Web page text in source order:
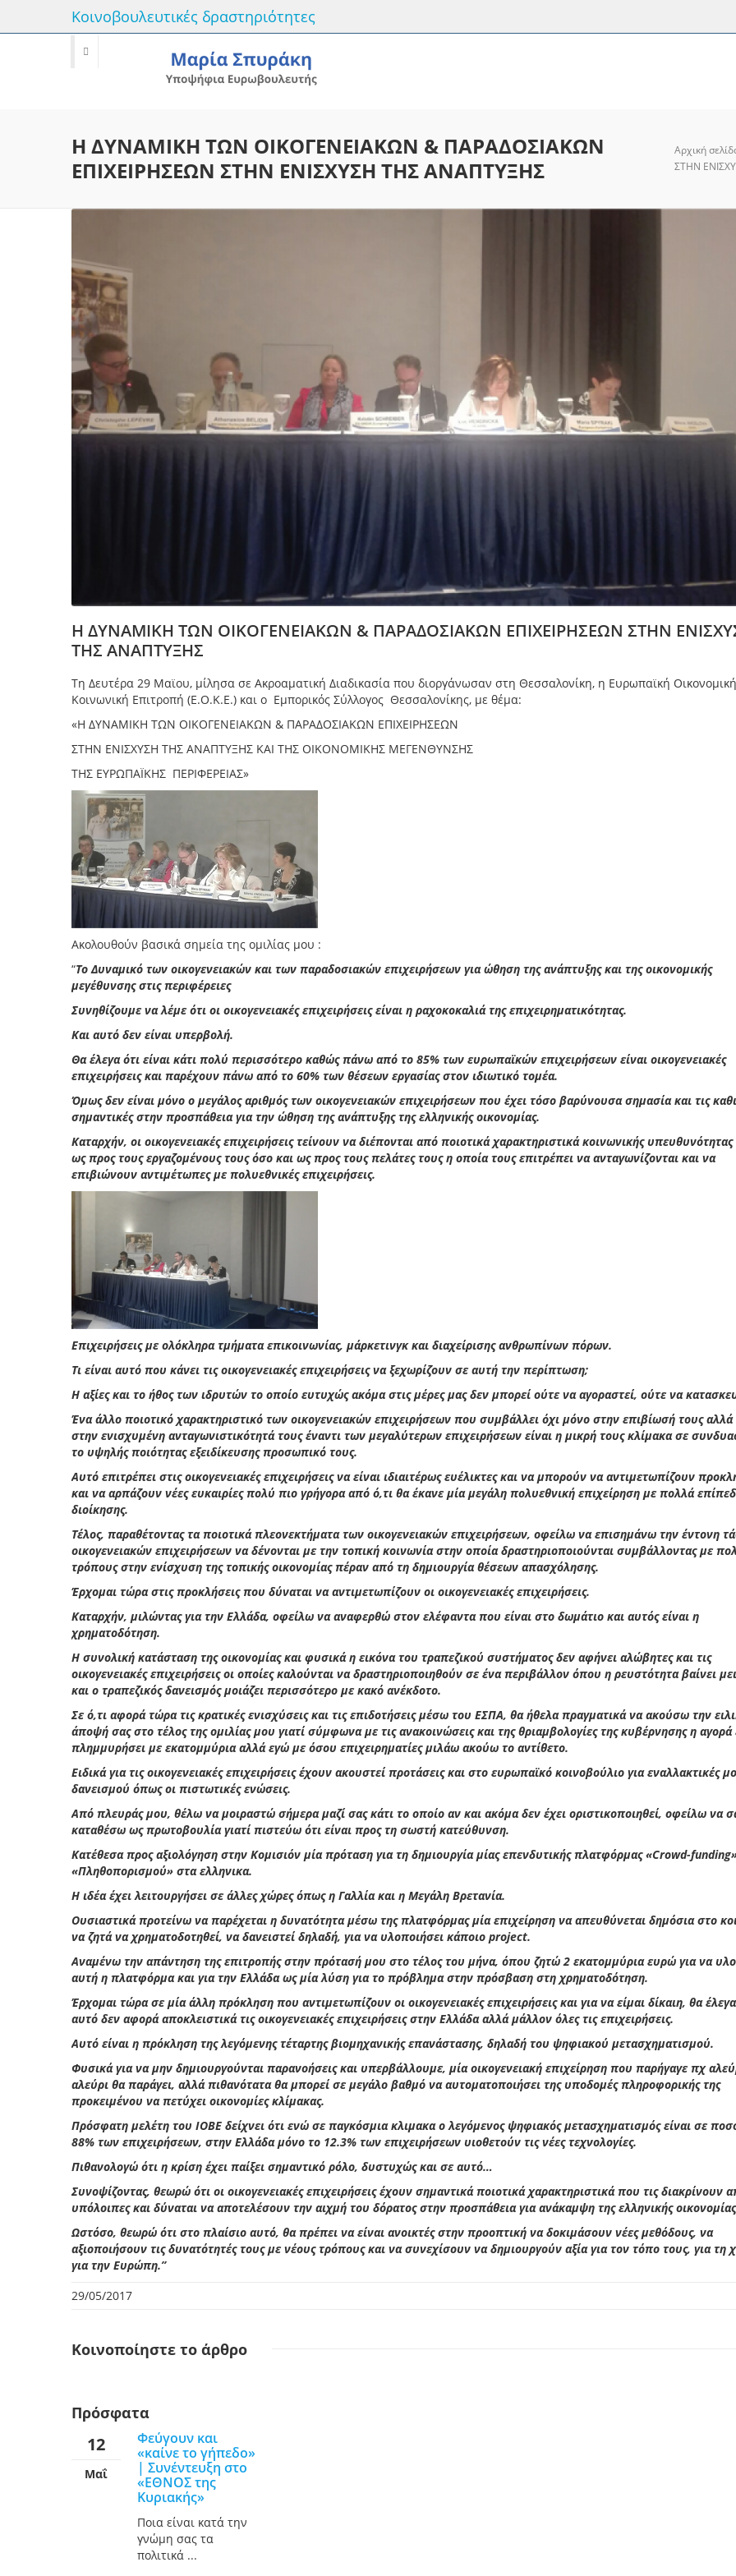
Κοινοβουλευτικές δραστηριότητες
Η ΔΥΝΑΜΙΚΗ ΤΩΝ ΟΙΚΟΓΕΝΕΙΑΚΩΝ & ΠΑΡΑΔΟΣΙΑΚΩΝ
ΕΠΙΧΕΙΡΗΣΕΩΝ ΣΤΗΝ ΕΝΙΣΧΥΣΗ ΤΗΣ ΑΝΑΠΤΥΞΗΣ
Αρχική
ΣΤΗΝ
Η ΔΥΝΑΜΙΚΗ ΤΩΝ ΟΙΚΟΓΕΝΕΙΑΚΩΝ & ΠΑΡΑΔΟΣΙΑΚΩΝ ΕΠΙΧΕΙΡΗΣΕΩΝ ΣΤΗΝ
ΤΗΣ ΑΝΑΠΤΥΞΗΣ
Τη Δευτέρα 29 Μαϊου, μίλησα σε Ακροαματική Διαδικασία που διοργάνωσαν στη Θεσσαλονίκη, η Ευρωπαϊκή
Κοινωνική Επιτροπή (Ε.Ο.Κ.Ε.) και ο Εμπορικός Σύλλογος Θεσσαλονίκης, με θέμα:
«Η ΔΥΝΑΜΙΚΗ ΤΩΝ ΟΙΚΟΓΕΝΕΙΑΚΩΝ & ΠΑΡΑΔΟΣΙΑΚΩΝ ΕΠΙΧΕΙΡΗΣΕΩΝ
ΣΤΗΝ ΕΝΙΣΧΥΣΗ ΤΗΣ ΑΝΑΠΤΥΞΗΣ ΚΑΙ ΤΗΣ ΟΙΚΟΝΟΜΙΚΗΣ ΜΕΓΕΝΘΥΝΣΗΣ
ΤΗΣ ΕΥΡΩΠΑΪΚΗΣ ΠΕΡΙΦΕΡΕΙΑΣ»
Ακολουθούν βασικά σημεία της ομιλίας μου :
“Το Δυναμικό των οικογενειακών και των παραδοσιακών επιχειρήσεων για ώθηση της ανάπτυξης και της οικονομικής
μεγέθυνσης στις περιφέρειες
Συνηθίζουμε να λέμε ότι οι οικογενειακές επιχειρήσεις είναι η ραχοκοκαλιά της επιχειρηματικότητας.
Και αυτό δεν είναι υπερβολή.
Θα έλεγα ότι είναι κάτι πολύ περισσότερο καθώς πάνω από το 85% των ευρωπαϊκών επιχειρήσεων είναι οικογενειακές
επιχειρήσεις και παρέχουν πάνω από το 60% των θέσεων εργασίας στον ιδιωτικό τομέα.
Όμως δεν είναι μόνο ο μεγάλος αριθμός των οικογενειακών επιχειρήσεων που έχει τόσο βαρύνουσα σημασία και τις
σημαντικές στην προσπάθεια για την ώθηση της ανάπτυξης της ελληνικής οικονομίας.
Καταρχήν, οι οικογενειακές επιχειρήσεις τείνουν να διέπονται από ποιοτικά χαρακτηριστικά κοινωνικής
ως προς τους εργαζομένους τους όσο και ως προς τους πελάτες τους η οποία τους επιτρέπει να ανταγωνίζονται και να
επιβιώνουν αντιμέτωπες με πολυεθνικές επιχειρήσεις.
Επιχειρήσεις με ολόκληρα τμήματα επικοινωνίας, μάρκετινγκ και διαχείρισης ανθρωπίνων πόρων.
Τι είναι αυτό που κάνει τις οικογενειακές επιχειρήσεις να ξεχωρίζουν σε αυτή την περίπτωση;
Η αξίες και το ήθος των ιδρυτών το οποίο ευτυχώς ακόμα στις μέρες μας δεν μπορεί ούτε να αγοραστεί, ούτε να
Ένα άλλο ποιοτικό χαρακτηριστικό των οικογενειακών επιχειρήσεων που συμβάλλει όχι μόνο στην επιβίωσή τους αλλά
στην ενισχυμένη ανταγωνιστικότητά τους έναντι των μεγαλύτερων επιχειρήσεων είναι η μικρή τους κλίμακα σε
το υψηλής ποιότητας εξειδίκευσης προσωπικό τους.
Αυτό επιτρέπει στις οικογενειακές επιχειρήσεις να είναι ιδιαιτέρως ευέλικτες και να μπορούν να αντιμετωπίζουν
και να αρπάζουν νέες ευκαιρίες πολύ πιο γρήγορα από ό,τι θα έκανε μία μεγάλη πολυεθνική επιχείρηση με πολλά
διοίκησης.
Τέλος, παραθέτοντας τα ποιοτικά πλεονεκτήματα των οικογενειακών επιχειρήσεων, οφείλω να επισημάνω την έντονη
οικογενειακών επιχειρήσεων να δένονται με την τοπική κοινωνία στην οποία δραστηριοποιούνται συμβάλλοντας με
τρόπους στην ενίσχυση της τοπικής οικονομίας πέραν από τη δημιουργία θέσεων απασχόλησης.
Έρχομαι τώρα στις προκλήσεις που δύναται να αντιμετωπίζουν οι οικογενειακές επιχειρήσεις.
Καταρχήν, μιλώντας για την Ελλάδα, οφείλω να αναφερθώ στον ελέφαντα που είναι στο δωμάτιο και αυτός είναι η
χρηματοδότηση.
Η συνολική κατάσταση της οικονομίας και φυσικά η εικόνα του τραπεζικού συστήματος δεν αφήνει αλώβητες και τις
οικογενειακές επιχειρήσεις οι οποίες καλούνται να δραστηριοποιηθούν σε ένα περιβάλλον όπου η ρευστότητα βαίνει
και ο τραπεζικός δανεισμός μοιάζει περισσότερο με κακό ανέκδοτο.
Σε ό,τι αφορά τώρα τις κρατικές ενισχύσεις και τις επιδοτήσεις μέσω του ΕΣΠΑ, θα ήθελα πραγματικά να ακούσω την
άποψή σας στο τέλος της ομιλίας μου γιατί σύμφωνα με τις ανακοινώσεις και της θριαμβολογίες της κυβέρνησης η αγορά
πλημμυρήσει με εκατομμύρια αλλά εγώ με όσου επιχειρηματίες μιλάω ακούω το αντίθετο.
Ειδικά για τις οικογενειακές επιχειρήσεις έχουν ακουστεί προτάσεις και στο ευρωπαϊκό κοινοβούλιο για εναλλακτικές
δανεισμού όπως οι πιστωτικές ενώσεις.
Από πλευράς μου, θέλω να μοιραστώ σήμερα μαζί σας κάτι το οποίο αν και ακόμα δεν έχει οριστικοποιηθεί, οφείλω να
καταθέσω ως πρωτοβουλία γιατί πιστεύω ότι είναι προς τη σωστή κατεύθυνση.
Κατέθεσα προς αξιολόγηση στην Κομισιόν μία πρόταση για τη δημιουργία μίας επενδυτικής πλατφόρμας «Crowd-
«Πληθοπορισμού» στα ελληνικα.
Η ιδέα έχει λειτουργήσει σε άλλες χώρες όπως η Γαλλία και η Μεγάλη Βρετανία.
Ουσιαστικά προτείνω να παρέχεται η δυνατότητα μέσω της πλατφόρμας μία επιχείρηση να απευθύνεται δημόσια στο
να ζητά να χρηματοδοτηθεί, να δανειστεί δηλαδή, για να υλοποιήσει κάποιο project.
Αναμένω την απάντηση της επιτροπής στην πρότασή μου στο τέλος του μήνα, όπου ζητώ 2 εκατομμύρια ευρώ για να
αυτή η πλατφόρμα και για την Ελλάδα ως μία λύση για το πρόβλημα στην πρόσβαση στη χρηματοδότηση.
Έρχομαι τώρα σε μία άλλη πρόκληση που αντιμετωπίζουν οι οικογενειακές επιχειρήσεις και για να είμαι δίκαιη, θα
αυτό δεν αφορά αποκλειστικά τις οικογενειακές επιχειρήσεις στην Ελλάδα αλλά μάλλον όλες τις επιχειρήσεις.
Αυτό είναι η πρόκληση της λεγόμενης τέταρτης βιομηχανικής επανάστασης, δηλαδή του ψηφιακού μετασχηματισμού.
Φυσικά για να μην δημιουργούνται παρανοήσεις και υπερβάλλουμε, μία οικογενειακή επιχείρηση που παρήγαγε πχ
αλεύρι θα παράγει, αλλά πιθανότατα θα μπορεί σε μεγάλο βαθμό να αυτοματοποιήσει της υποδομές πληροφορικής της
προκειμένου να πετύχει οικονομίες κλίμακας.
Πρόσφατη μελέτη του ΙΟΒΕ δείχνει ότι ενώ σε παγκόσμια κλιμακα ο λεγόμενος ψηφιακός μετασχηματισμός είναι σε
88% των επιχειρήσεων, στην Ελλάδα μόνο το 12.3% των επιχειρήσεων υιοθετούν τις νέες τεχνολογίες.
Πιθανολογώ ότι η κρίση έχει παίξει σημαντικό ρόλο, δυστυχώς και σε αυτό…
Συνοψίζοντας, θεωρώ ότι οι οικογενειακές επιχειρήσεις έχουν σημαντικά ποιοτικά χαρακτηριστικά που τις διακρίνουν
υπόλοιπες και δύναται να αποτελέσουν την αιχμή του δόρατος στην προσπάθεια για ανάκαμψη της ελληνικής
Ωστόσο, θεωρώ ότι στο πλαίσιο αυτό, θα πρέπει να είναι ανοικτές στην προοπτική να δοκιμάσουν νέες μεθόδους, να
αξιοποιήσουν τις δυνατότητές τους με νέους τρόπους και να συνεχίσουν να δημιουργούν αξία για τον τόπο τους, για τη
για την Ευρώπη.”
29/05/2017
Κοινοποίηστε το άρθρο
Πρόσφατα
12
Μαΐ
Φεύγουν και
«καίνε το γήπεδο»
| Συνέντευξη στο
«ΕΘΝΟΣ της
Κυριακής»
Ποια είναι κατά την
γνώμη σας τα
πολιτικά ...